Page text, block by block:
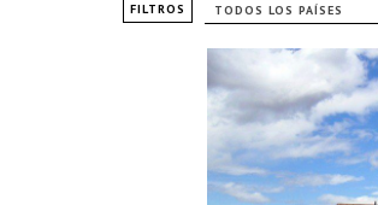
FILTROS TODOS LOS PAÍSES